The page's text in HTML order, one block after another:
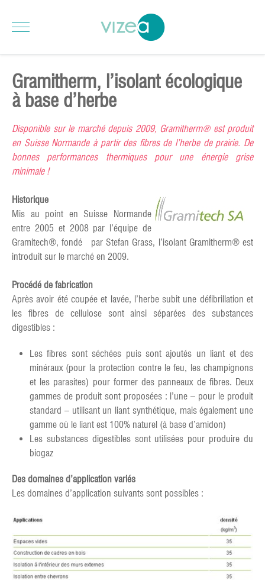
Gramitherm, l’isolant écologique
à base d’herbe
Disponible sur le marché depuis 2009, Gramitherm® est produit
en Suisse Normande à partir des fibres de l’herbe de prairie. De
bonnes performances thermiques pour une énergie grise
minimale !
Historique
Mis au point en Suisse Normande
entre 2005 et 2008 par l’équipe de
Gramitech®, fondé par Stefan Grass, l’isolant Gramitherm® est
introduit sur le marché en 2009.
Procédé de fabrication
Après avoir été coupée et lavée, l’herbe subit une défibrillation et
les fibres de cellulose sont ainsi séparées des substances
digestibles :
Les fibres sont séchées puis sont ajoutés un liant et des
minéraux (pour la protection contre le feu, les champignons
et les parasites) pour former des panneaux de fibres. Deux
gammes de produit sont proposées : l’une – pour le produit
standard – utilisant un liant synthétique, mais également une
gamme où le liant est 100% naturel (à base d’amidon)
Les substances digestibles sont utilisées pour produire du
biogaz
Des domaines d’application variés
Les domaines d’application suivants sont possibles :